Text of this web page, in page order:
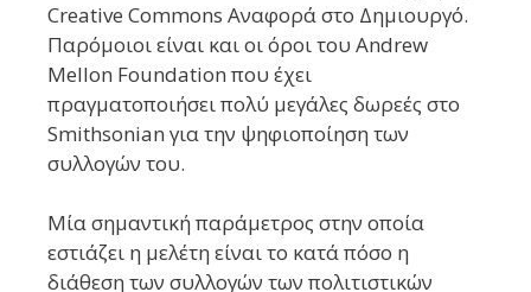
Creative Commons Αναφορά στο Δημιουργό.
Παρόμοιοι είναι και οι όροι του Andrew
Mellon Foundation που έχει
πραγματοποιήσει πολύ μεγάλες δωρεές στο
Smithsonian για την ψηφιοποίηση των
συλλογών του.
Μία σημαντική παράμετρος στην οποία
εστιάζει η μελέτη είναι το κατά πόσο η
διάθεση των συλλογών των πολιτιστικών